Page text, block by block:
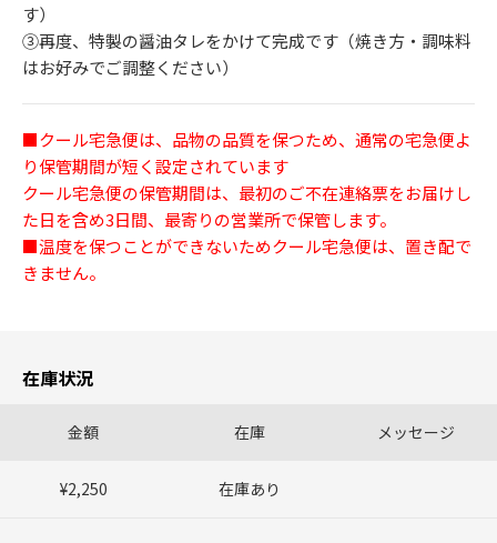
す）
③再度、特製の醤油タレをかけて完成です（焼き方・調味料
はお好みでご調整ください）
■クール宅急便は、品物の品質を保つため、通常の宅急便よ
り保管期間が短く設定されています
クール宅急便の保管期間は、最初のご不在連絡票をお届けし
た日を含め3日間、最寄りの営業所で保管します。
■温度を保つことができないためクール宅急便は、置き配で
きません。
在庫状況
金額 在庫 メッセージ
¥2,250 在庫あり